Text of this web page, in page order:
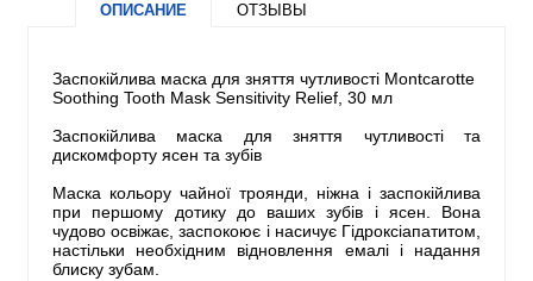
ОПИСАНИЕ ОТЗЫВЫ
Заспокійлива маска для зняття чутливості Montcarotte
Soothing Tooth Mask Sensitivity Relief, 30 мл
Заспокійлива маска для зняття чутливості та
дискомфорту ясен та зубів
Маска кольору чайної троянди, ніжна і заспокійлива
при першому дотику до ваших зубів і ясен. Вона
чудово освіжає, заспокоює і насичує Гідроксіапатитом,
настільки необхідним відновлення емалі і надання
блиску зубам.